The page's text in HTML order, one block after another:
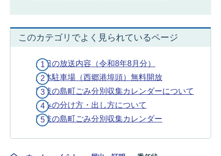
このカテゴリでよく見られているページ
今日の放送内容（令和8年8月分）
立体駐車場（西郷港埠頭）無料開放
隠岐の島町ごみ分別収集カレンダーについて
ごみの分け方・出し方について
隠岐の島町ごみ分別収集カレンダー